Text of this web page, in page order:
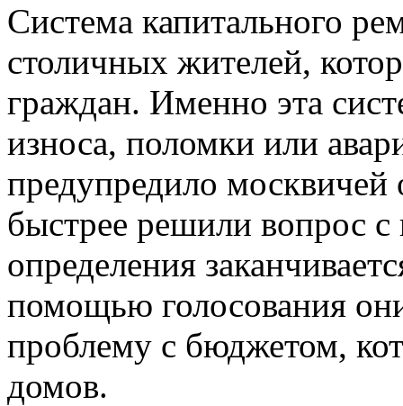
Система капитального
столичных жителей,
граждан. Именно эта
износа, поломки или
предупредило
быстрее решили вопрос
определения
помощью голосования
проблему с бюджетом,
домов.